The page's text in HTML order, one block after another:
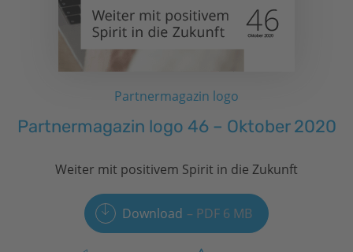
Partnermagazin logo
Partnermagazin logo 46 – Oktober 2020
Weiter mit positivem Spirit in die Zukunft
Download PDF 6 MB